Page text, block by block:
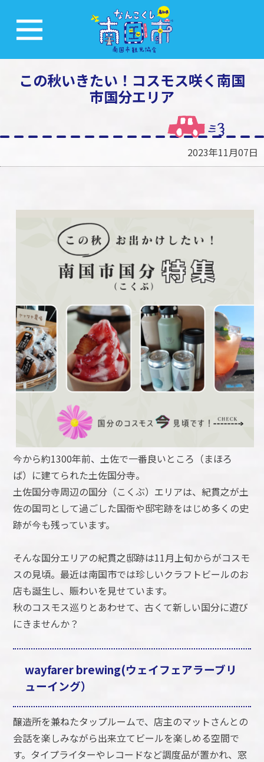
この秋いきたい！コスモス咲く南国
市国分エリア
2023年11月07日
今から約1300年前、土佐で一番良いところ（まほろ
ば）に建てられた土佐国分寺。
土佐国分寺周辺の国分（こくぶ）エリアは、紀貫之が土
佐の国司として過ごした国衙や邸宅跡をはじめ多くの史
跡が今も残っています。
そんな国分エリアの紀貫之邸跡は11月上旬からがコスモ
スの見頃。最近は南国市では珍しいクラフトビールのお
店も誕生し、賑わいを見せています。
秋のコスモス巡りとあわせて、古くて新しい国分に遊び
にきませんか？
wayfarer brewing(ウェイフェアラーブリ
ューイング）
醸造所を兼ねたタップルームで、店主のマットさんとの
会話を楽しみながら出来立てビールを楽しめる空間で
す。タイプライターやレコードなど調度品が置かれ、窓